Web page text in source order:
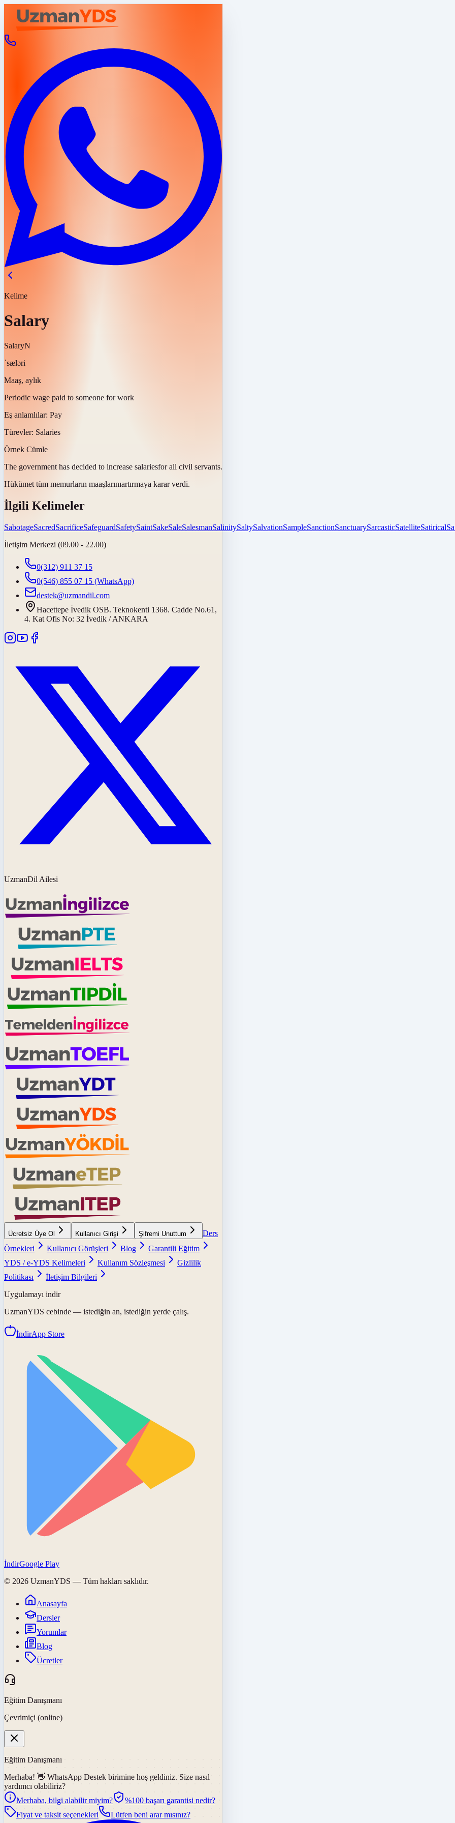
Kelime
Salary
SalaryN
ˈsæləri
Maaş, aylık
Periodic wage paid to someone for work
Eş anlamlılar: Pay
Türevler: Salaries
Örnek Cümle
The government has decided to increase salariesfor all civil servants.
Hükümet tüm memurların maaşlarınıartırmaya karar verdi.
İlgili Kelimeler
SabotageSacredSacrificeSafeguardSafetySaintSakeSaleSalesmanSalinitySaltySalvationSampleSanctionSanctuarySarcasticSatelliteSatirical
İletişim Merkezi (09.00 - 22.00)
0(312) 911 37 15
0(546) 855 07 15 (WhatsApp)
destek@uzmandil.com
Hacettepe İvedik OSB. Teknokenti 1368. Cadde No.61,
4. Kat Ofis No: 32 İvedik / ANKARA
UzmanDil Ailesi
Ücretsiz Üye Ol Kullanıcı Girişi Şifremi Unuttum
Ders
Örnekleri
Kullanıcı Görüşleri Blog
Garantili Eğitim
YDS / e-YDS Kelimeleri
Kullanım Sözleşmesi
Gizlilik
Politikası
İletişim Bilgileri
Uygulamayı indir
UzmanYDS cebinde — istediğin an, istediğin yerde çalış.
İndirApp Store
İndirGoogle Play
© 2026 UzmanYDS — Tüm hakları saklıdır.
Anasayfa
Dersler
Yorumlar
Blog
Ücretler
Eğitim Danışmanı
Çevrimiçi (online)
Eğitim Danışmanı
Merhaba! 👋 WhatsApp Destek birimine hoş geldiniz. Size nasıl
yardımcı olabiliriz?
Merhaba, bilgi alabilir miyim?
%100 başarı garantisi nedir?
Fiyat ve taksit seçenekleri
Lütfen beni arar mısınız?